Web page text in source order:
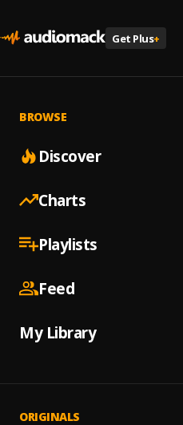
Get Plus+
BROWSE
Discover
Charts
Playlists
Feed
My Library
ORIGINALS